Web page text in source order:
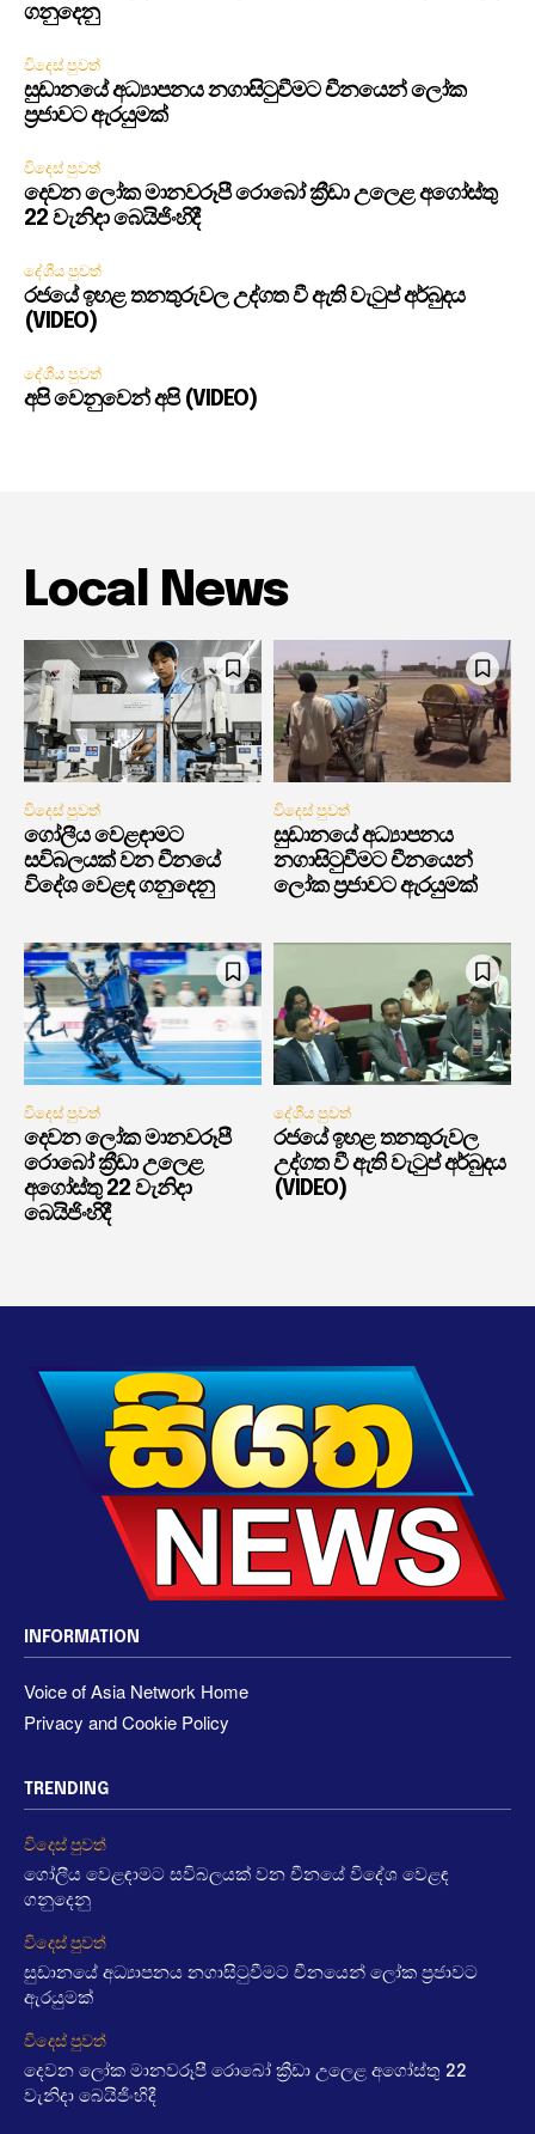
ගනුදෙනු
විදෙස් පුවත්
සුඩානයේ අධ්‍යාපනය නගාසිටුවීමට චීනයෙන් ලෝක
ප්‍රජාවට ඇරයුමක්
විදෙස් පුවත්
දෙවන ලෝක මානවරූපී රොබෝ ක්‍රීඩා උලෙළ අගෝස්තු
22 වැනිදා බෙයිජිංහිදී
දේශීය පුවත්
රජයේ ඉහළ තනතුරුවල උද්ගත වී ඇති වැටුප් අර්බුදය
(VIDEO)
දේශීය පුවත්
අපි වෙනුවෙන් අපි (VIDEO)
Local News
විදෙස් පුවත්
ගෝලීය වෙළඳාමට
සවිබලයක් වන චීනයේ
විදේශ වෙළඳ ගනුදෙනු
විදෙස් පුවත්
සුඩානයේ අධ්‍යාපනය
නගාසිටුවීමට චීනයෙන්
ලෝක ප්‍රජාවට ඇරයුමක්
විදෙස් පුවත්
දෙවන ලෝක මානවරූපී
රොබෝ ක්‍රීඩා උලෙළ
අගෝස්තු 22 වැනිදා
බෙයිජිංහිදී
දේශීය පුවත්
රජයේ ඉහළ තනතුරුවල
උද්ගත වී ඇති වැටුප් අර්බුදය
(VIDEO)
INFORMATION
Voice of Asia Network Home
Privacy and Cookie Policy
TRENDING
විදෙස් පුවත්
ගෝලීය වෙළඳාමට සවිබලයක් වන චීනයේ විදේශ වෙළඳ
ගනුදෙනු
විදෙස් පුවත්
සුඩානයේ අධ්‍යාපනය නගාසිටුවීමට චීනයෙන් ලෝක ප්‍රජාවට
ඇරයුමක්
විදෙස් පුවත්
දෙවන ලෝක මානවරූපී රොබෝ ක්‍රීඩා උලෙළ අගෝස්තු 22
වැනිදා බෙයිජිංහිදී